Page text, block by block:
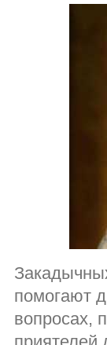
помогают
вопросах,